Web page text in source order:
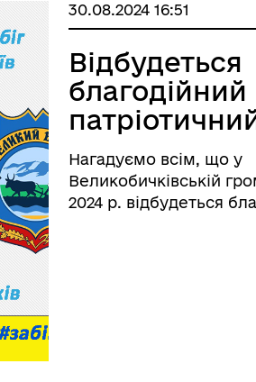
30.08.2024 16:51
Відбудеться
благодійний
«Шаную
за Героїв
Нагадуємо всім, що у
Великобичківській
2024 р. відбудеться